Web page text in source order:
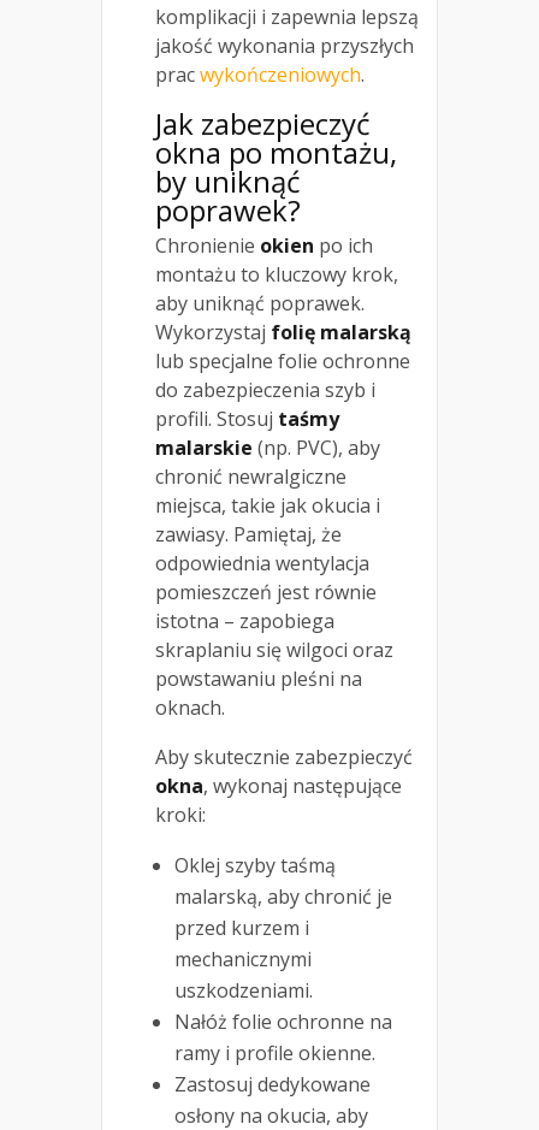
komplikacji i zapewnia lepszą
jakość wykonania przyszłych
pracwykończeniowych.
Jak zabezpieczyć
okna po montażu,
by uniknąć
poprawek?
Chronienie okien po ich
montażu to kluczowy krok,
aby uniknąć poprawek.
Wykorzystaj folię malarską
lub specjalne folie ochronne
do zabezpieczenia szyb i
profili. Stosuj taśmy
malarskie (np. PVC), aby
chronić newralgiczne
miejsca, takie jak okucia i
zawiasy. Pamiętaj, że
odpowiednia wentylacja
pomieszczeń jest równie
istotna – zapobiega
skraplaniu się wilgoci oraz
powstawaniu pleśni na
oknach.
Aby skutecznie zabezpieczyć
okna, wykonaj następujące
kroki:
Oklej szyby taśmą
malarską, aby chronić je
przed kurzem i
mechanicznymi
uszkodzeniami.
Nałóż folie ochronne na
ramy i profile okienne.
Zastosuj dedykowane
osłony na okucia, aby